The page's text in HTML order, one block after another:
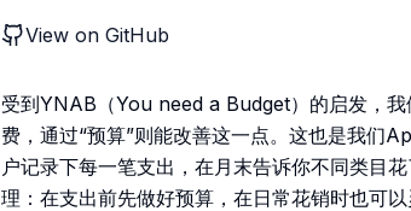
View on GitHub
受到YNAB（You need a Budget）的启发，
费，通过“预算”则能改善这一点。这也是我们
户记录下每一笔支出，在月末告诉你不同类目
理：在支出前先做好预算，在日常花销时也可